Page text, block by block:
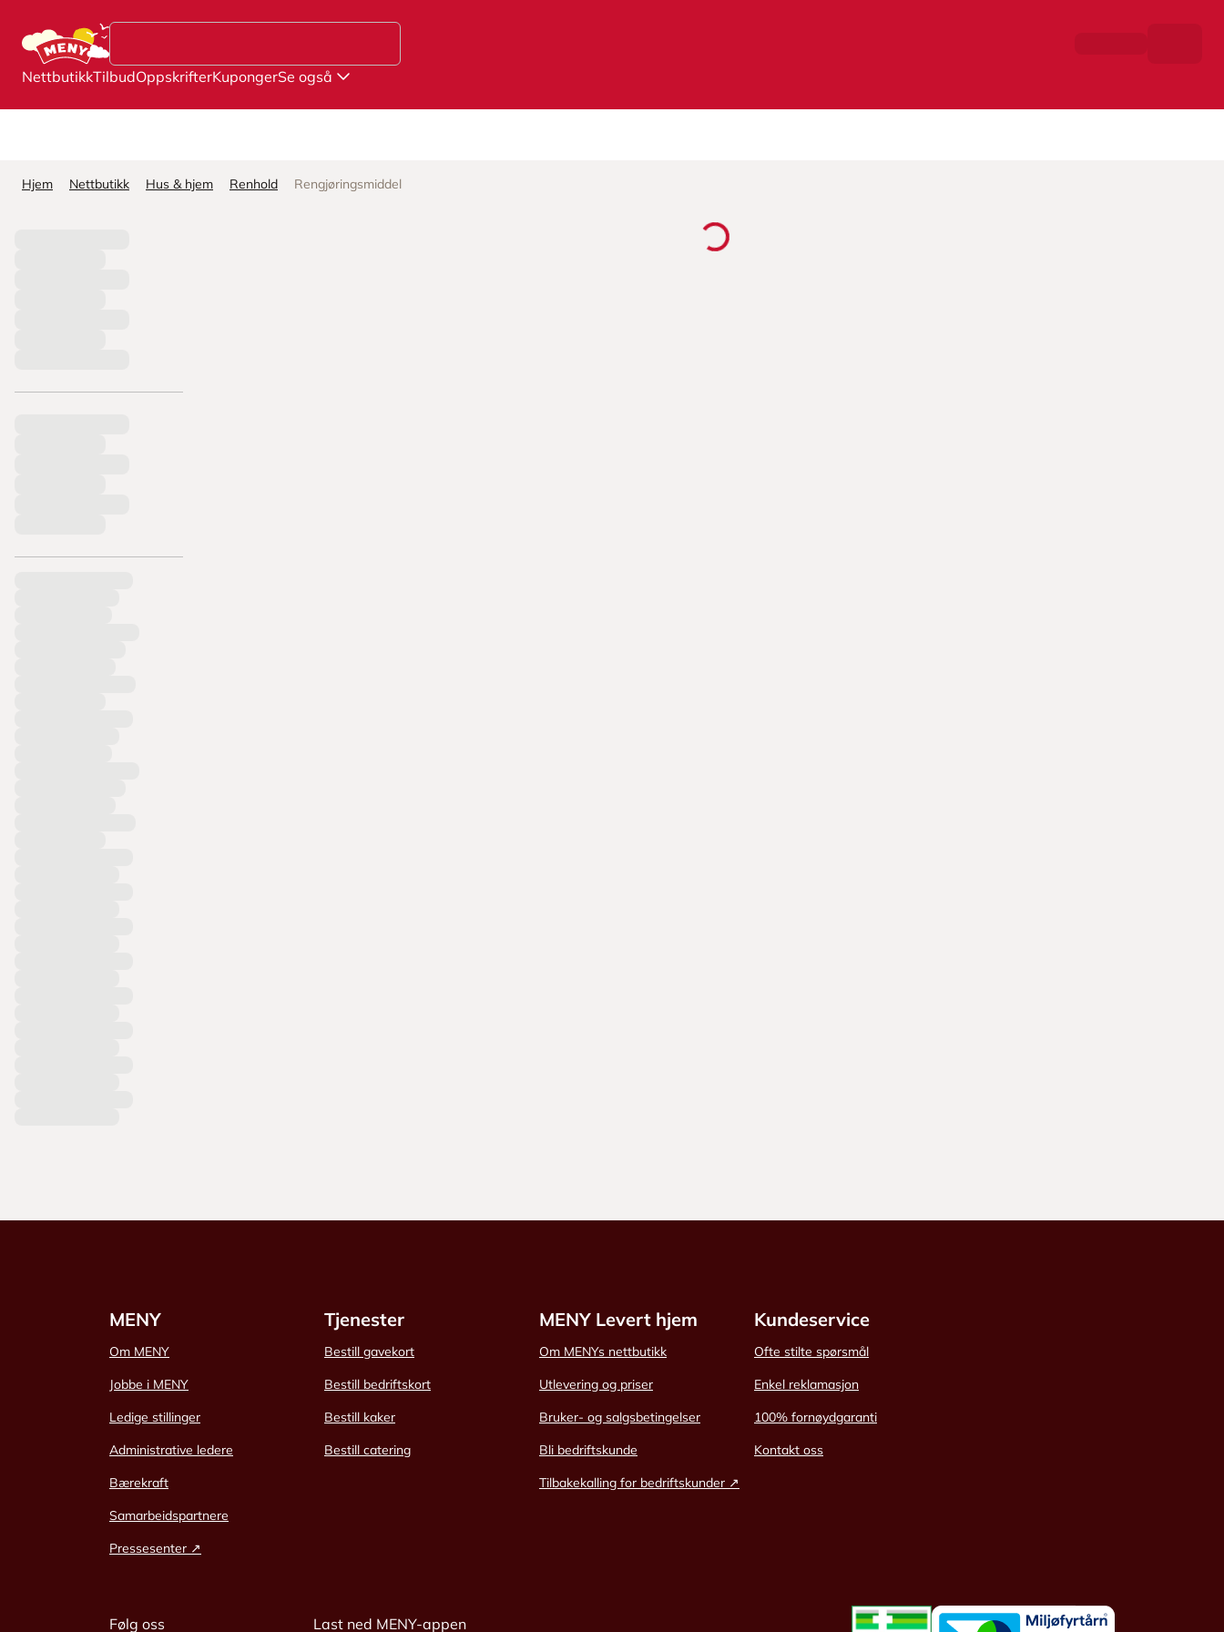
NettbutikkTilbudOppskrifterKupongerSe også
Hjem Nettbutikk Hus & hjem Renhold Rengjøringsmiddel
MENY
Om MENY
Jobbe i MENY
Ledige stillinger
Administrative ledere
Bærekraft
Samarbeidspartnere
Pressesenter ↗
Tjenester
Bestill gavekort
Bestill bedriftskort
Bestill kaker
Bestill catering
MENY Levert hjem
Om MENYs nettbutikk
Utlevering og priser
Bruker- og salgsbetingelser
Bli bedriftskunde
Tilbakekalling for bedriftskunder ↗
Kundeservice
Ofte stilte spørsmål
Enkel reklamasjon
100% fornøydgaranti
Kontakt oss
Følg oss Last ned MENY-appen